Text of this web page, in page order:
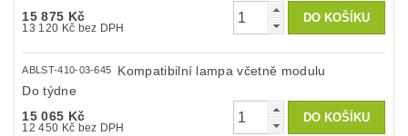
15 875 Kč
13 120 Kč bez DPH
ABLST-410-03-645
Kompatibilní lampa včetně modulu
Do týdne
15 065 Kč
12 450 Kč bez DPH